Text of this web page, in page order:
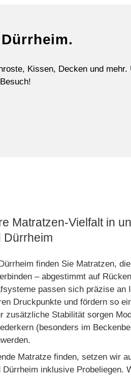
Kissen, Decken und mehr.
Matratzen-Vielfalt in
Dürrheim
finden Sie Matratzen,
– abgestimmt auf
passen sich präzise an
Druckpunkte und fördern so
zusätzliche Stabilität sorgen
(besonders im
Matratze finden, setzen wir
inklusive Probeliegen.